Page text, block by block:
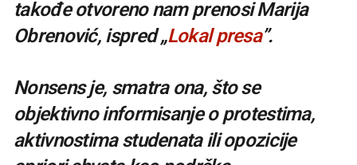
takođe otvoreno nam prenosi Marija
Obrenović, ispred „Lokal presa”.
Nonsens je, smatra ona, što se
objektivno informisanje o protestima,
aktivnostima studenata ili opozicije